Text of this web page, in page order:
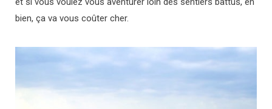
bien, ça va vous coûter cher.